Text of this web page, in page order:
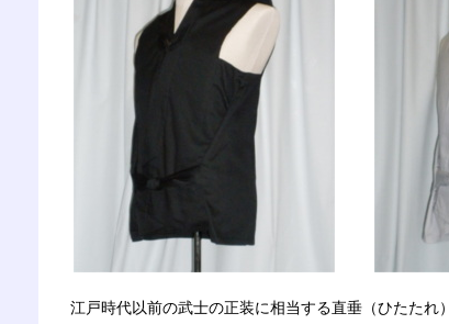
江戸時代以前の武士の正装に相当する直垂（ひたたれ